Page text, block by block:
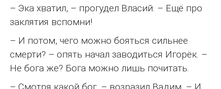
– Эка хватил, – прогудел Власий. – Ещё про
заклятия вспомни!
– И потом, чего можно бояться сильнее
смерти? – опять начал заводиться Игорёк. –
Не бога же? Бога можно лишь почитать.